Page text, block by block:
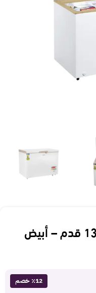
فريزر سطحي أرضي جيباس 13 قدم – أبيض
٪12 خصم